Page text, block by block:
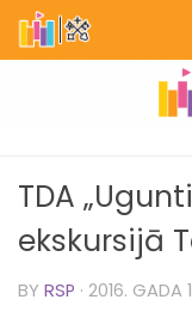
Skip to content
TDA
ekskursijā
BY RSP · 2016. GADA